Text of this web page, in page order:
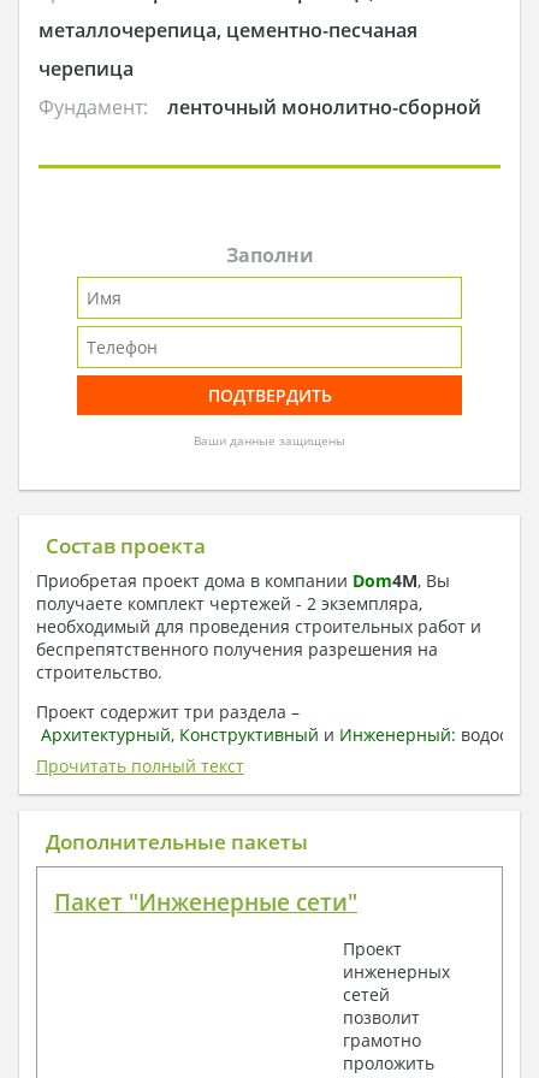
металлочерепица, цементно-песчаная
черепица
Фундамент:
ленточный монолитно-сборной
Заполни
Ваши данные защищены
Состав проекта
Приобретая проект дома в компании Dom4M, Вы
получаете комплект чертежей - 2 экземпляра,
необходимый для проведения строительных работ и
беспрепятственного получения разрешения на
строительство.
Проект содержит три раздела –
Архитектурный, Конструктивный и Инженерный:
отопление, вентиляция, канализация,
электроснабжение (приобретается за дополнительную
плату) + Пояснительная записка.
1. Архитектурный раздел:
План координационных осей
Поэтажные маркировочные планы с
Разрезы и состав конструкций
Фасады с ведомостью внешних отделок
Элементы проемов – спецификация
Прочитать полный текст
Дополнительные пакеты
Пакет "Инженерные сети"
Проект
инженерных
сетей
позволит
грамотно
проложить